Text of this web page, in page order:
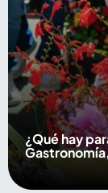
¿Qué hay